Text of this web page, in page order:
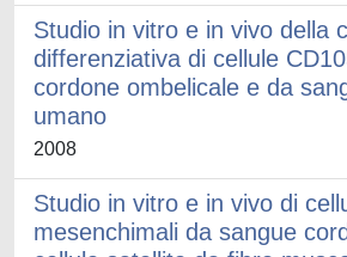
Studio in vitro e in vivo della
differenziativa di cellule
cordone ombelicale e da
umano
2008
Studio in vitro e in vivo di
mesenchimali da sangue